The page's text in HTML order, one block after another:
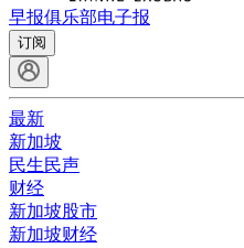
早报俱乐部电子报
订阅
最新
新加坡
民生民声
财经
新加坡股市
新加坡财经